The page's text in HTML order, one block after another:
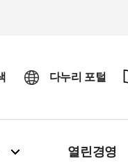
다누리 포털
열린경영